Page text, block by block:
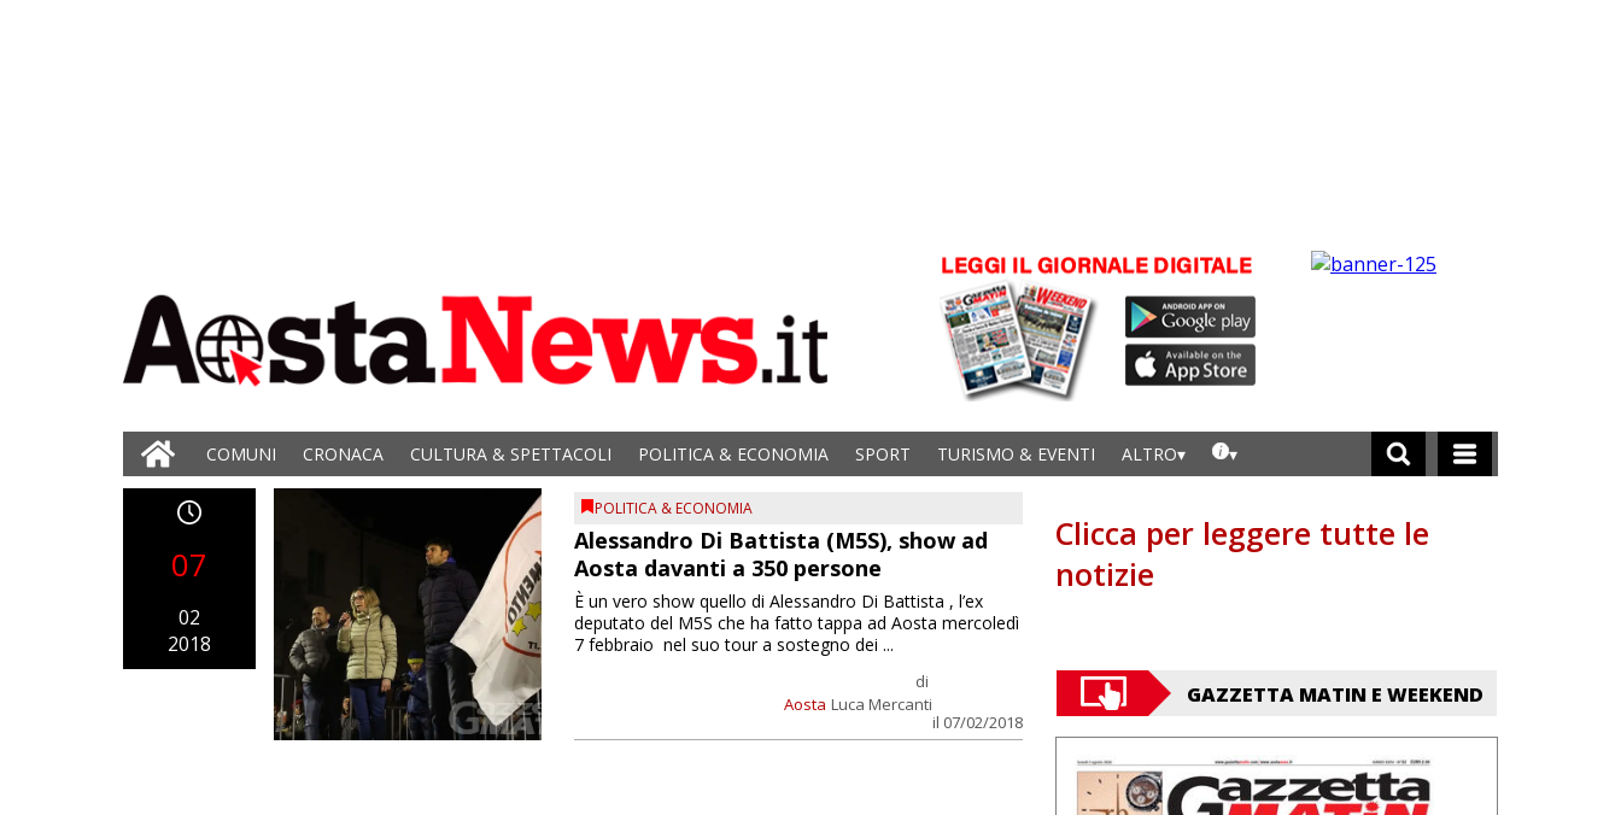
COMUNI CRONACA CULTURA & SPETTACOLI POLITICA & ECONOMIA SPORT TURISMO & EVENTI ALTRO
07
02
2018
POLITICA & ECONOMIA
Alessandro Di Battista (M5S), show ad
Aosta davanti a 350 persone
Aosta
di
Luca Mercanti
il 07/02/2018
È un vero show quello di Alessandro Di Battista , l’ex
deputato del M5S che ha fatto tappa ad Aosta mercoledì
7 febbraio nel suo tour a sostegno dei ...
Clicca per leggere tutte le
notizie
GAZZETTA MATIN E WEEKEND